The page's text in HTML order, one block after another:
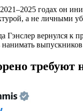
годах он
а не личными
Гэнслер вернулся
требуют